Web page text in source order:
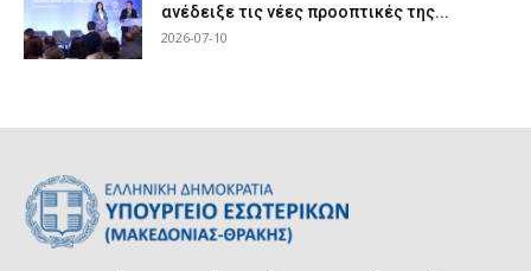
ανέδειξε τις νέες προοπτικές της...
2026-07-10